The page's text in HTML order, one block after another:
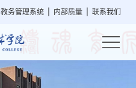
教务管理系统 内部质量 联系我们